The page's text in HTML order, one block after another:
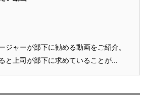
ジャーが部下に勧める動画をご紹介。
と上司が部下に求めていることが...